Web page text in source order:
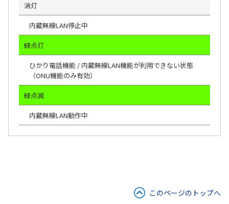
消灯
内蔵無線LAN停止中
緑点灯
ひかり電話機能 / 内蔵無線LAN機能が利用できない状態
（ONU機能のみ有効）
緑点滅
内蔵無線LAN動作中
このページのトップへ